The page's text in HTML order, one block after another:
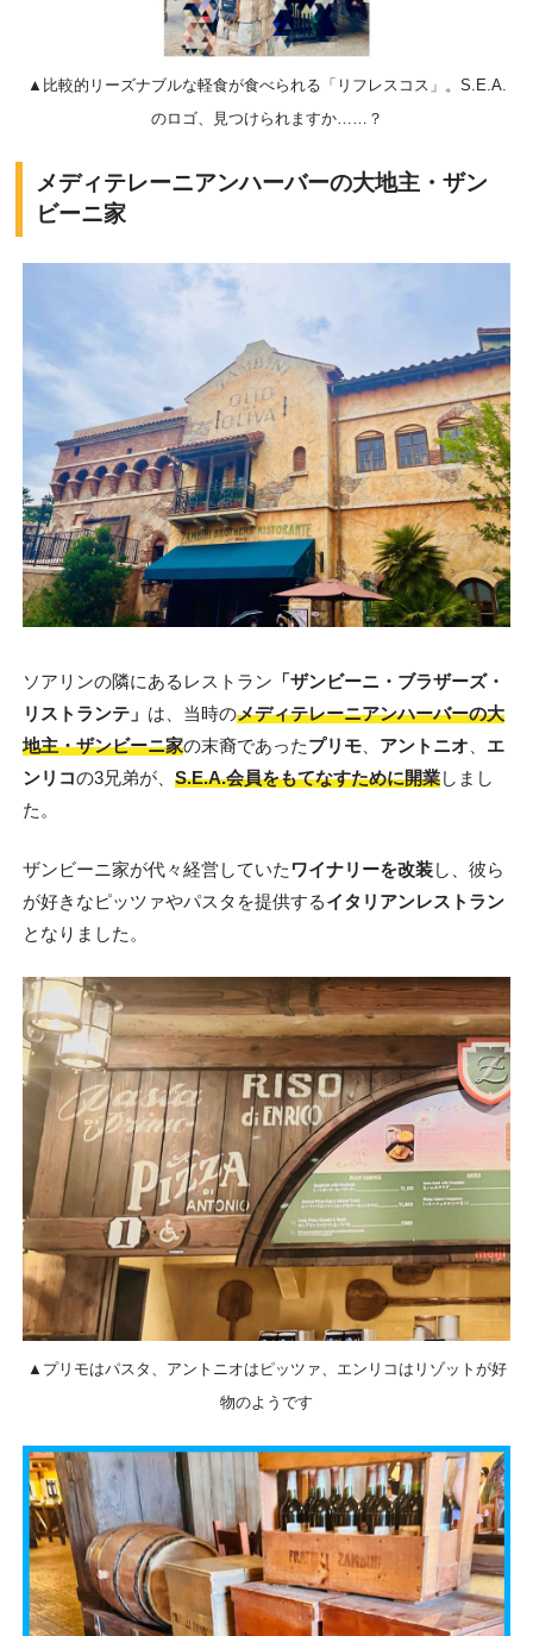
▲比較的リーズナブルな軽食が食べられる「リフレスコス」。S.E.A.
のロゴ、見つけられますか……？
メディテレーニアンハーバーの大地主・ザン
ビーニ家
ソアリンの隣にあるレストラン 「ザンビーニ・ブラザーズ・
リストランテ」 は、当時のメディテレーニアンハーバーの大
地主・ザンビーニ家の末裔であったプリモ、 アントニオ
エ
ンリコの3兄弟が、 S.E.A.会員をもてなすために開業しまし
た。
ザンビーニ家が代々経営していた ワイナリーを改装し、彼ら
が好きなピッツァやパスタを提供するイタリアンレストラン
となりました。
▲プリモはパスタ、アントニオはピッツァ、エンリコはリゾットが好
物のようです